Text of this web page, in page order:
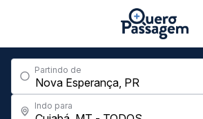
Partindo de
Indo para